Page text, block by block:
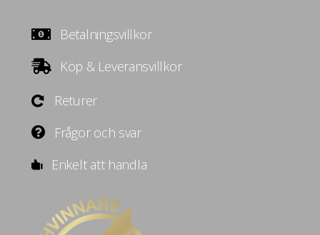
Betalningsvillkor
Köp & Leveransvillkor
Returer
Frågor och svar
Enkelt att handla